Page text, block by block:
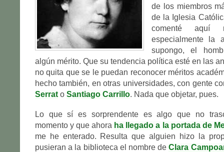
de los miembros
de la Iglesia
comenté
especialmente la
supongo, el
algún mérito. Que su tendencia política esté en las
no quita que se le puedan reconocer méritos
hecho también, en otras universidades, con gente
Serrat o Santiago Carrillo. Nada que objetar, pues.
Lo que sí es sorprendente es algo que no
momento y que ahora ha llegado a la portada de
me he enterado. Resulta que alguien hizo la
pusieran a la biblioteca el nombre deClara